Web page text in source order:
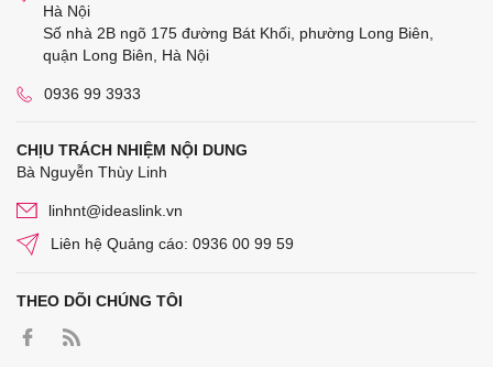
Hà Nội
Số nhà 2B ngõ 175 đường Bát Khối, phường Long Biên,
quận Long Biên, Hà Nội
0936 99 3933
CHỊU TRÁCH NHIỆM NỘI DUNG
Bà Nguyễn Thùy Linh
linhnt@ideaslink.vn
Liên hệ Quảng cáo: 0936 00 99 59
THEO DÕI CHÚNG TÔI